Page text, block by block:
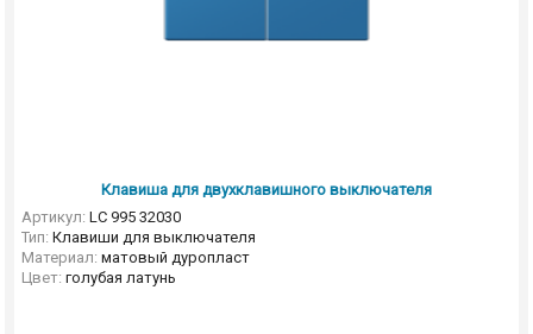
Клавиша для двухклавишного выключателя
Артикул: LC 995 32030
Тип: Клавиши для выключателя
Материал: матовый дуропласт
Цвет: голубая латунь